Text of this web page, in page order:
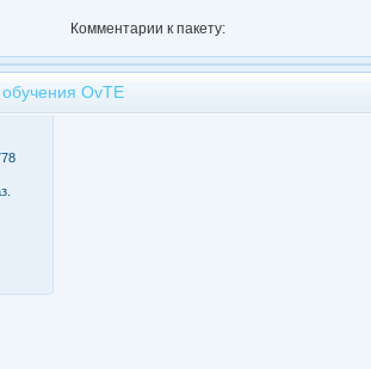
Комментарии к пакету:
OvTE